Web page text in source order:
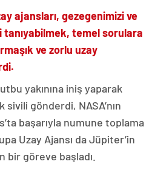
ajansları, gezegenimizi ve
temel sorulara
ve zorlu uzay
yakınına iniş yaparak
gönderdi, NASA’nın
başarıyla numune toplama
Uzay Ajansı da Jüpiter’in
bir göreve başladı.